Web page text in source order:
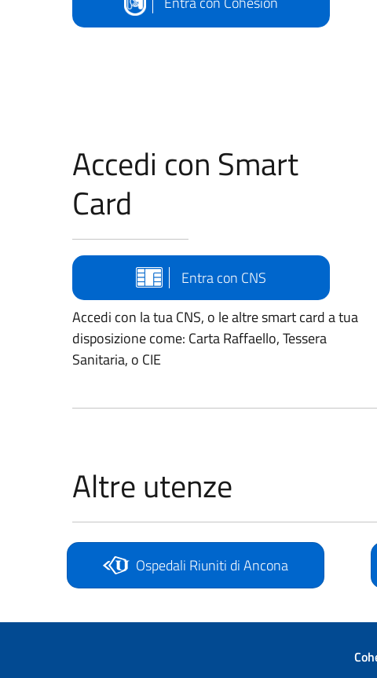
Accedi con Smart
Card
Entra con CNS
Accedi con la tua CNS, o le altre smart card a tua
disposizione come: Carta Raffaello, Tessera
Sanitaria, o CIE
Altre utenze
Ospedali Riuniti di Ancona